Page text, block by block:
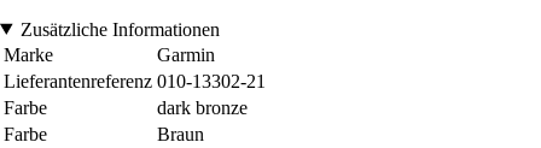
Zusätzliche Informationen
Marke
Garmin
Lieferantenreferenz 010-13302-21
Farbe
dark bronze
Farbe
Braun